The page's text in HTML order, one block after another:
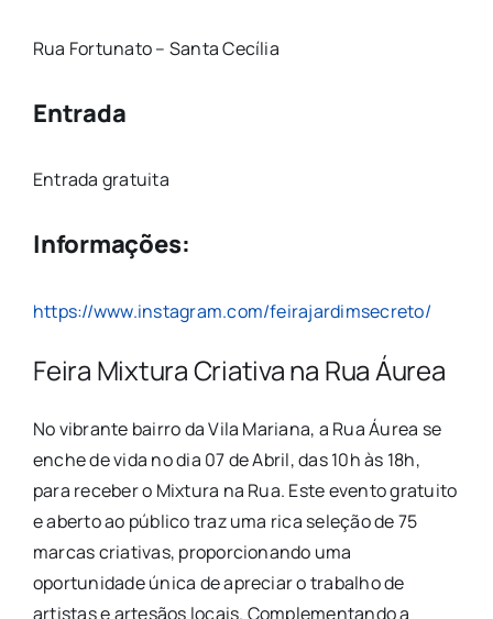
Rua Fortunato – Santa Cecília
Entrada
Entrada gratuita
Informações:
https://www.instagram.com/feirajardimsecreto/
Feira Mixtura Criativa na Rua Áurea
No vibrante bairro da Vila Mariana, a Rua Áurea se
enche de vida no dia 07 de Abril, das 10h às 18h,
para receber o Mixtura na Rua. Este evento gratuito
e aberto ao público traz uma rica seleção de 75
marcas criativas, proporcionando uma
oportunidade única de apreciar o trabalho de
artistas e artesãos locais. Complementando a